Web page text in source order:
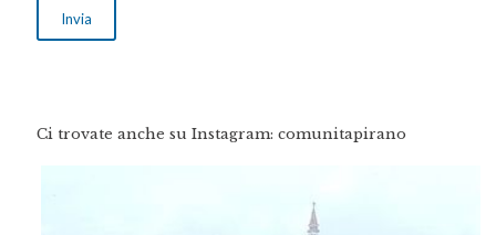
Ci trovate anche su Instagram: comunitapirano